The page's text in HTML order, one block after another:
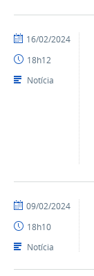
por
CTDR
publicado
16/02/2024
18h12
Notícia
por
CTDR
publicado
09/02/2024
18h10
Notícia